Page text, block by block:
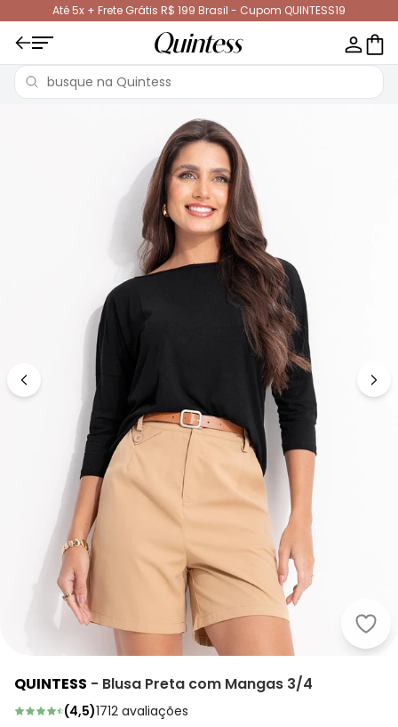
Até 5x + Frete Grátis R$ 199 Brasil - Cupom QUINTESS19
QUINTESS - Blusa Preta com Mangas 3/4
(4,5)1712 avaliações